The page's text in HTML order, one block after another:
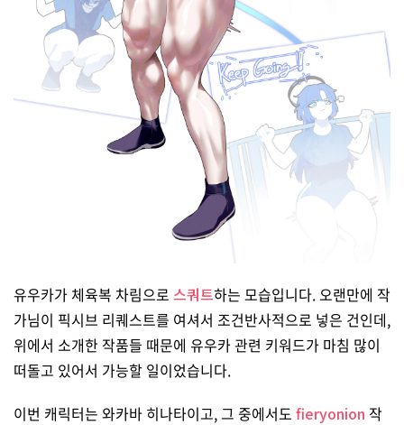
유우카가 체육복 차림으로 스쿼트하는 모습입니다. 오랜만에 작
가님이 픽시브 리퀘스트를 여셔서 조건반사적으로 넣은 건인데,
위에서 소개한 작품들 때문에 유우카 관련 키워드가 마침 많이
떠돌고 있어서 가능할 일이었습니다.
이번 캐릭터는 와카바 히나타이고, 그 중에서도 fieryonion 작